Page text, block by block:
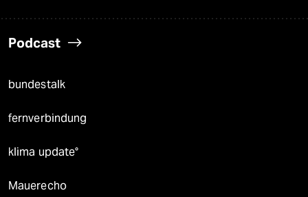
Podcast
bundestalk
fernverbindung
klima update°
Mauerecho